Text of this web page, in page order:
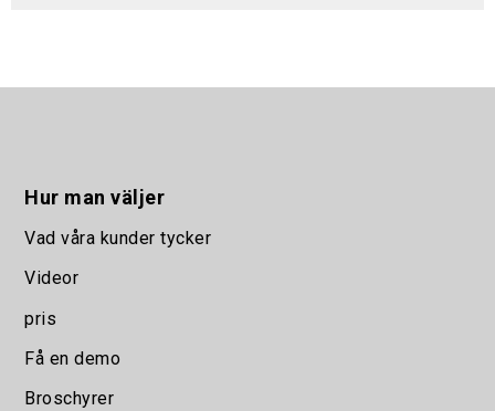
Hur man väljer
Vad våra kunder tycker
Videor
pris
Få en demo
Broschyrer